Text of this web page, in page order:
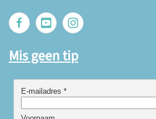
Mis geen tip